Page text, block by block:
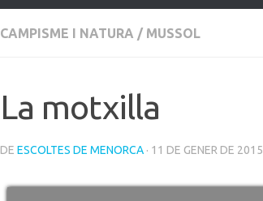
CAMPISME I NATURA / MUSSOL
La motxilla
DE ESCOLTES DE MENORCA · 11 DE GENER DE 2015